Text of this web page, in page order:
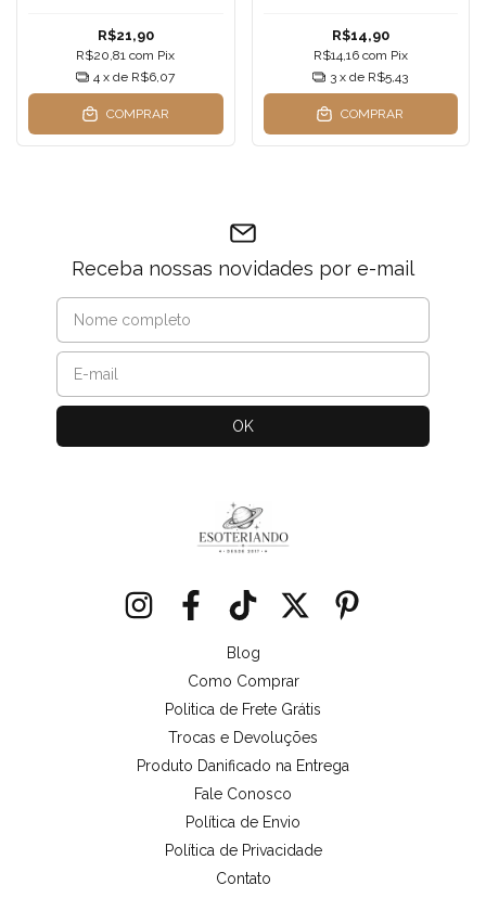
Inoxidável
R$21,90
R$20,81com Pix
4 x de R$6,07
COMPRAR
Cristaloterapia
R$14,90
R$14,16 com Pix
3 x de R$5,43
COMPRAR
Receba nossas novidades por e-mail
Blog
Como Comprar
Politica de Frete Grátis
Trocas e Devoluções
Produto Danificado na Entrega
Fale Conosco
Política de Envio
Política de Privacidade
Contato